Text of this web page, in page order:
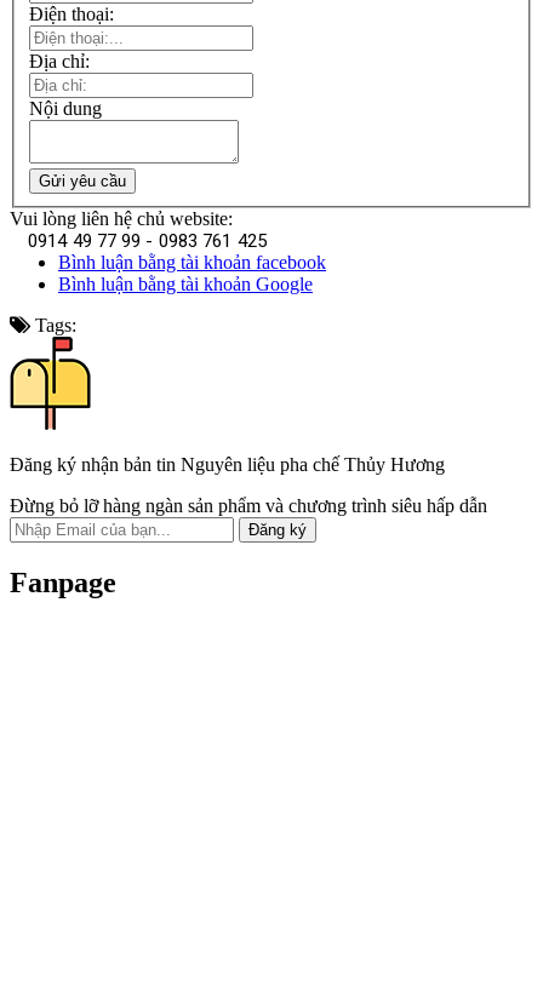
Điện thoại:
Địa chỉ:
Nội dung
Gửi yêu cầu
Vui lòng liên hệ chủ website:
0914 49 77 99 - 0983 761 425
Bình luận bằng tài khoản facebook
Bình luận bằng tài khoản Google
Tags:
Đăng ký nhận bản tin Nguyên liệu pha chế Thủy Hương
Đừng bỏ lỡ hàng ngàn sản phẩm và chương trình siêu hấp dẫn
Đăng ký
Fanpage